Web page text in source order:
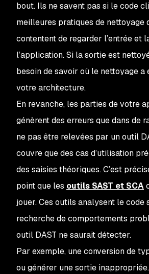
bout. Ils ne savent pas si le code
meilleures pratiques de nettoyage
contentent de regarder l’entrée et
l’application. Si la sortie est
besoin de savoir où le nettoyage a
votre architecture.
En revanche, les parties de votre
génèrent des erreurs que dans de
ne pas être relevées par un outil
couvre que des cas d’utilisation
des saisies théoriques. C’est
point que les outils SAST et SCA
jouer. Ces outils analysent le code
recherche de comportements
outil DAST ne saurait détecter.
Par exemple, une conversion de
ou générer une sortie